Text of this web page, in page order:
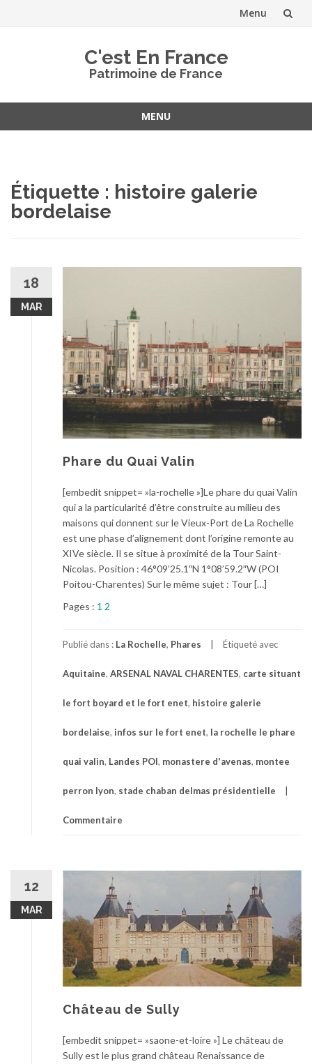
Menu
C'est En France
Patrimoine de France
MENU
Étiquette : histoire galerie
bordelaise
18
MAR
Phare du Quai Valin
[embedit snippet= »la-rochelle »]Le phare du quai Valin
qui a la particularité d’être construite au milieu des
maisons qui donnent sur le Vieux-Port de La Rochelle
est une phase d’alignement dont l’origine remonte au
XIVe siècle. Il se situe à proximité de la Tour Saint-
Nicolas. Position : 46°09’25.1″N 1°08’59.2″W (POI
Poitou-Charentes) Sur le même sujet : Tour […]
Pages : 1 2
Publié dans : La Rochelle, Phares Étiqueté avec
Aquitaine, ARSENAL NAVAL CHARENTES, carte situant
le fort boyard et le fort enet, histoire galerie
bordelaise, infos sur le fort enet, la rochelle le phare
quai valin, Landes POI, monastere d'avenas, montee
perron lyon, stade chaban delmas présidentielle
Commentaire
12
MAR
Château de Sully
[embedit snippet= »saone-et-loire »] Le château de
Sully est le plus grand château Renaissance de